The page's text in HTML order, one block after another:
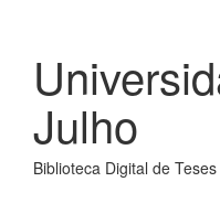
Julho
Biblioteca Digital de